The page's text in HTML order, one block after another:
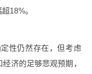
18%。
性仍然存在，但考虑
济的足够悲观预期，